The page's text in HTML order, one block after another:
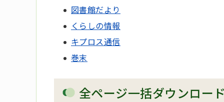
図書館だより
くらしの情報
キプロス通信
巻末
全ページ一括ダウンロー